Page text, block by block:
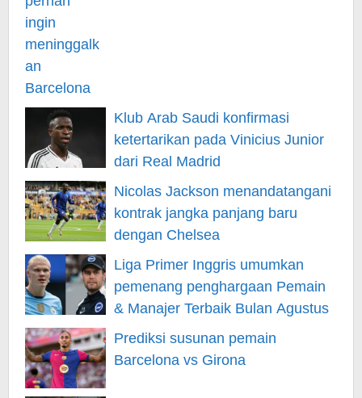
Klub Arab Saudi konfirmasi
ketertarikan pada Vinicius Junior
dari Real Madrid
Nicolas Jackson menandatangani
kontrak jangka panjang baru
dengan Chelsea
Liga Primer Inggris umumkan
pemenang penghargaan Pemain
& Manajer Terbaik Bulan Agustus
Prediksi susunan pemain
Barcelona vs Girona